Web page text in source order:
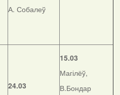
А. Собалеў
24.03
15.03
Магілёў,
В.Бондар